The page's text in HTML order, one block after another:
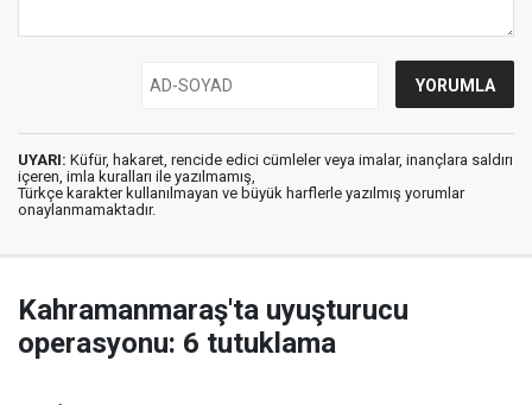
UYARI: Küfür, hakaret, rencide edici cümleler veya imalar, inançlara saldırı
içeren, imla kuralları ile yazılmamış,
Türkçe karakter kullanılmayan ve büyük harflerle yazılmış yorumlar
onaylanmamaktadır.
Kahramanmaraş'ta uyuşturucu
operasyonu: 6 tutuklama